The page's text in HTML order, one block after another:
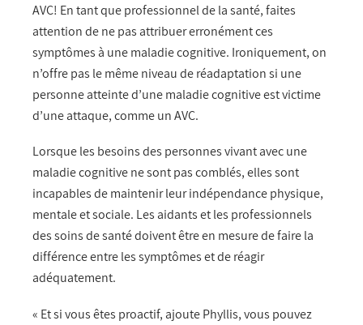
AVC! En tant que professionnel de la santé, faites
attention de ne pas attribuer erronément ces
symptômes à une maladie cognitive. Ironiquement, on
n’offre pas le même niveau de réadaptation si une
personne atteinte d’une maladie cognitive est victime
d’une attaque, comme un AVC.
Lorsque les besoins des personnes vivant avec une
maladie cognitive ne sont pas comblés, elles sont
incapables de maintenir leur indépendance physique,
mentale et sociale. Les aidants et les professionnels
des soins de santé doivent être en mesure de faire la
différence entre les symptômes et de réagir
adéquatement.
« Et si vous êtes proactif, ajoute Phyllis, vous pouvez